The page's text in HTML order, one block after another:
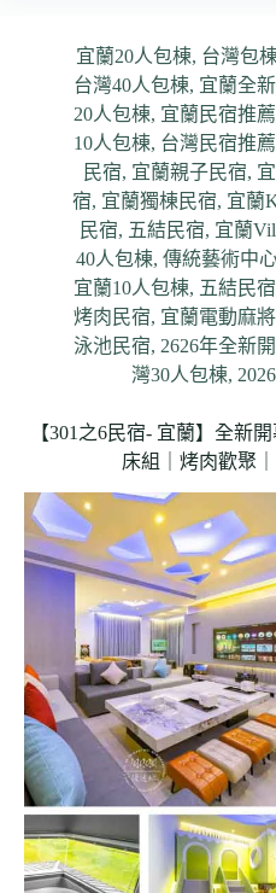
宜蘭20人包棟, 台灣包
台灣40人包棟, 宜蘭全
20人包棟, 宜蘭民宿推薦
10人包棟, 台灣民宿推薦
民宿, 宜蘭親子民宿,
宿, 宜蘭獨棟民宿, 宜蘭
民宿, 五結民宿, 宜蘭
40人包棟,傳統藝術中
宜蘭10人包棟, 五結民宿
烤肉民宿, 宜蘭電動麻
泳池民宿, 2626年全新
灣30人包棟,
【301之6民宿- 宜蘭】全新
床組｜烤肉歡聚